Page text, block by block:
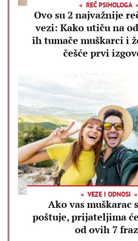
REČ PSIHOLOGA
Ovo su 2 najvažnije
vezi: Kako utiču na
ih tumače muškarci i
češće prvi
VEZE I ODNOSI
Ako vas muškarac
poštuje, prijateljima
od ovih 7